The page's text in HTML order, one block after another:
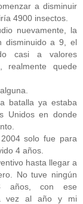
a disminuir
4900 insectos.
nuevamente, la
disminuido a 9, el
casi a valores
realmente quede
batalla ya estaba
Unidos en donde
solo fue para
4 años.
hasta llegar a
No tuve ningún
años, con ese
vez al año y mi